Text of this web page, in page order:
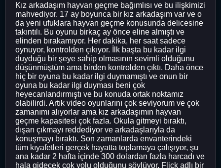
Kız arkadaşım hayvan geçme bağımlısı ve bu ilişkimizi
mahvediyor. 17 ay boyunca bir kız arkadaşım var ve o
da yeni ufuklara hayvan geçme konusunda delicesine
takıntılı. Bu oyunu birkaç ay önce eline almıştı ve
elinden bırakamıyor. Her dakika, her saat sadece
oynuyor, kontrolden çıkıyor. İlk başta bu kadar ilgi
duyduğu bir şeye sahip olmasının sevimli olduğunu
düşünmüştüm ama birden kontrolden çıktı. Daha önce
hiç bir oyuna bu kadar ilgi duymamıştı ve onun bir
oyuna bu kadar ilgi duyması beni çok
heyecanlandırmıştı ve bu konuda ortak noktamız
olabilirdi. Artık video oyunlarını çok seviyorum ve çok
zamanımı alıyorlar ama kız arkadaşımın hayvan
geçme kapasitesi çok fazla. Okula gitmeyi bıraktı,
dışarı çıkmayı reddediyor ve arkadaşlarıyla da
konuşmayı bıraktı. Son zamanlarda envanterindeki
tüm kıyafetleri gerçek hayatta toplamaya çalışıyor, şu
ana kadar 2 hafta içinde 300 dolardan fazla harcadı ve
hala gidecek çok yolu olduğunu söylüyor. Flick adlı bir